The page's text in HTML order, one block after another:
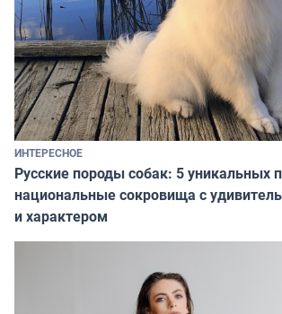
ИНТЕРЕСНОЕ
Русские породы собак: 5 уникальных
национальные сокровища с
и характером